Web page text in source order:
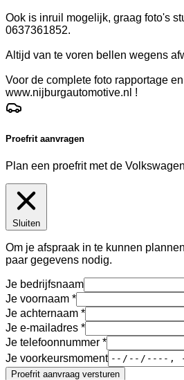
Ook is inruil mogelijk, graag foto's
0637361852.
Altijd van te voren bellen wegens
Voor de complete foto rapportage
www.nijburgautomotive.nl !
Proefrit aanvragen
Plan een proefrit met de
Sluiten
Om je afspraak in te kunnen
paar gegevens nodig.
Je bedrijfsnaam
Je voornaam
Je achternaam
Je e-mailadres
Je telefoonnummer
Je voorkeursmoment
Proefrit aanvraag versturen